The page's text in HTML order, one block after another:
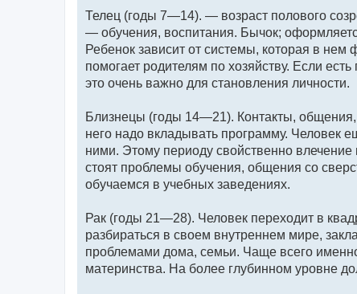
Телец (годы 7—14). — возраст полового
— обучения, воспитания. Бычок;
Ребенок зависит от системы, которая в нем
помогает родителям по хозяйству. Если
это очень важно для становления личности.
Близнецы (годы 14—21). Контакты,
него надо вкладывать программу. Человек
ними. Этому периоду свойственно влечение
стоят проблемы обучения, общения со
обучаемся в учебных заведениях.
Рак (годы 21—28). Человек переходит в
разбираться в своем внутреннем мире,
проблемами дома, семьи. Чаще всего
материнства. На более глубинном уровне